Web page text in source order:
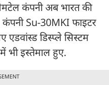
कंपनी अब भारत की
कंपनी Su-30MKI फाइटर
एडवांस्ड डिस्प्ले सिस्टम
भी इस्तेमाल हुए.